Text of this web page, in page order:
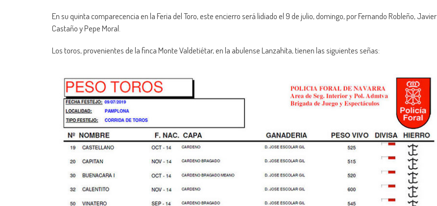
En su quinta comparecencia en la Feria del Toro, este encierro será lidiado el 9 de julio, domingo, por Fernando Robleño, Javier
Castaño y Pepe Moral.
Los toros, provenientes de la finca Monte Valdetiétar, en la abulense Lanzahíta, tienen las siguientes señas: